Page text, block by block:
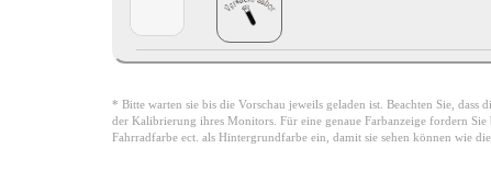
* Bitte warten sie bis die Vorschau jeweils geladen ist. Beachten Sie,
der Kalibrierung ihres Monitors. Für eine genaue Farbanzeige fordern
Fahrradfarbe ect. als Hintergrundfarbe ein, damit sie sehen können wie